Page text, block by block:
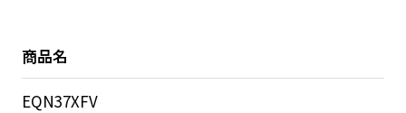
商品名
EQN37XFV